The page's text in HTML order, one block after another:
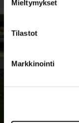
Mieltymykset
Tilastot
Markkinointi
Lasipajantie 5
ma-pe 8-17
Kesän 2026